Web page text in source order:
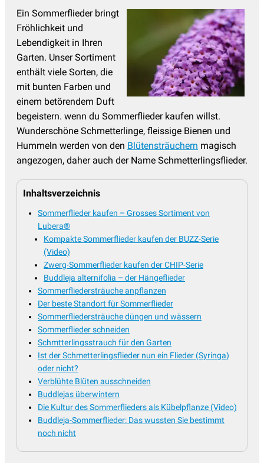
Ein Sommerflieder bringt
Fröhlichkeit und
Lebendigkeit in Ihren
Garten. Unser Sortiment
enthält viele Sorten, die
mit bunten Farben und
einem betörendem Duft
begeistern. wenn du Sommerflieder kaufen willst.
Wunderschöne Schmetterlinge, fleissige Bienen und
Hummeln werden von den Blütensträuchern magisch
angezogen, daher auch der Name Schmetterlingsflieder.
Inhaltsverzeichnis
Sommerflieder kaufen – Grosses Sortiment von
Lubera®
Kompakte Sommerflieder kaufen der BUZZ-Serie
(Video)
Zwerg-Sommerflieder kaufen der CHIP-Serie
Buddleja alternifolia – der Hängeflieder
Sommerfliedersträuche anpflanzen
Der beste Standort für Sommerflieder
Sommerfliedersträuche düngen und wässern
Sommerflieder schneiden
Schmtterlingsstrauch für den Garten
Ist der Schmetterlingsflieder nun ein Flieder (Syringa)
oder nicht?
Verblühte Blüten ausschneiden
Buddlejas überwintern
Die Kultur des Sommerflieders als Kübelpflanze (Video)
Buddleja-Sommerflieder: Das wussten Sie bestimmt
noch nicht